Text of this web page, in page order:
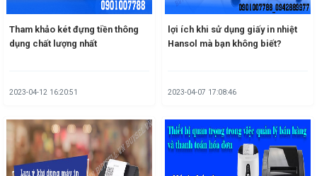
Tham khảo két đựng tiền thông
dụng chất lượng nhất
2023-04-12 16:20:51
lợi ích khi sử dụng giấy in nhiệt
Hansol mà bạn không biết?
2023-04-07 17:08:46